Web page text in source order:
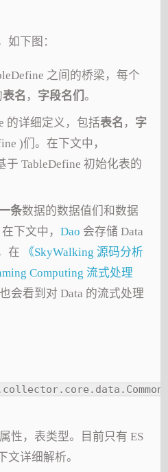
如下图：
之间的桥梁，每个
表名 ， 字段名们 。
的详细定义，包括表名 ， 字
)们。在下文中，
于 TableDefine 初始化表的
条数据的数据值们和数据
下文中， Dao 会存储 Data
在
《SkyWalking 源码分析
Computing 流式处理
会看到对 Data 的流式处理
性，表类型。目前只有 ES
文详细解析。